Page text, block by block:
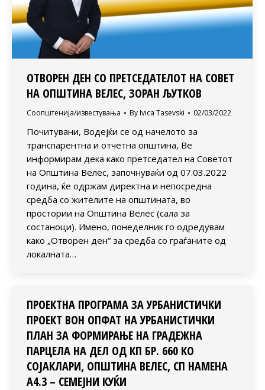
ОТВОРЕН ДЕН СО ПРЕТСЕДАТЕЛОТ НА СОВЕТ
НА ОПШТИНА ВЕЛЕС, ЗОРАН ЉУТКОВ
Соопштенија/известувања By Ivica Tasevski 02/03/2022
Почитувани, Водејќи се од начелото за
транспарентна и отчетна општина, Ве
информирам дека како претседател на Советот
на Општина Велес, започнуваќи од 07.03.2022
година, ќе одржам директна и непосредна
средба со жителите на општината, во
простории на Општина Велес (сала за
состаноци). Имено, понеделник го одредувам
како „Отворен ден“ за средба со граѓаните од
локалната…
ПРОЕКТНА ПРОГРАМА ЗА УРБАНИСТИЧКИ
ПРОЕКТ ВОН ОПФАТ НА УРБАНИСТИЧКИ
ПЛАН ЗА ФОРМИРАЊЕ НА ГРАДЕЖНА
ПАРЦЕЛА НА ДЕЛ ОД КП БР. 660 КО
СОЈАКЛАРИ, ОПШТИНА ВЕЛЕС, СП НАМЕНА
А4.3 – СЕМЕЈНИ КУЌИ